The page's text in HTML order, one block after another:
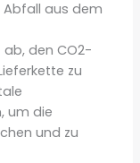
Abfall aus dem
den CO2-
zu
um die
und zu